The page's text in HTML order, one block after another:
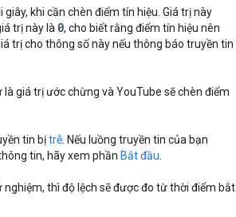
khi cần chèn điểm tín hiệu. Giá trị này
trị này là 0, cho biết rằng điểm tín hiệu nên
trị cho thông số này nếu thông báo truyền tin
giá trị ước chừng và YouTube sẽ chèn điểm
tin bịtrễ . Nếu luồng truyền tin của bạn
tin, hãy xem phần Bắt đầu
thì độ lệch sẽ được đo từ thời điểm bắt